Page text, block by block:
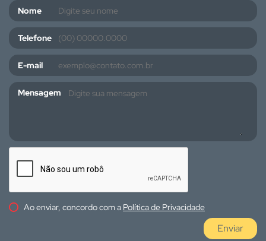
Nome
Telefone
E-mail
Mensagem
Ao enviar, concordo com a Política de Privacidade
Enviar